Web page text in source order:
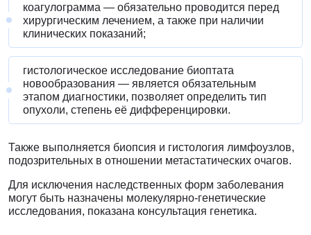
коагулограмма — обязательно проводится перед
хирургическим лечением, а также при наличии
клинических показаний;
гистологическое исследование биоптата
новообразования — является обязательным
этапом диагностики, позволяет определить тип
опухоли, степень её дифференцировки.
Также выполняется биопсия и гистология лимфоузлов,
подозрительных в отношении метастатических очагов.
Для исключения наследственных форм заболевания
могут быть назначены молекулярно-генетические
исследования, показана консультация генетика.